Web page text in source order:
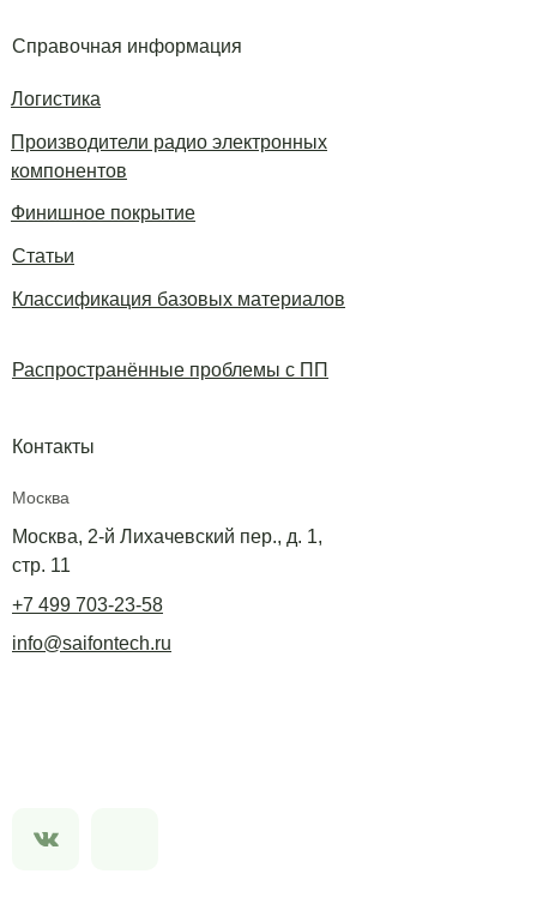
Контакты
Москва
Москва, 2-й Лихачевский пер., д. 1,
стр. 11
+7 499 703-23-58
info@saifontech.ru
Справочная информация
Статьи
Классификация базовых материалов
Распространённые проблемы с ПП
Логистика
Финишное покрытие
Производители радио электронных
компонентов